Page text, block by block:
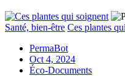
Santé, bien-être Ces plantes
PermaBot
Oct 4, 2024
Éco-Documents